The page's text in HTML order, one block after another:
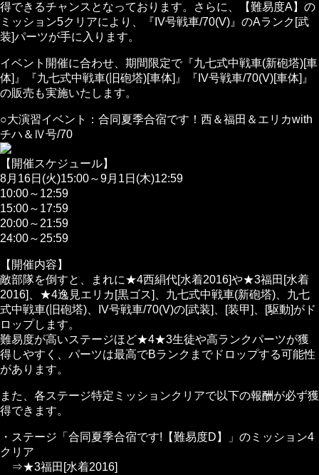
得できるチャンスとなっております。さらに、【難易度A】の
ミッション5クリアにより、『IV号戦車/70(V)』のAランク[武
装]パーツが手に入ります。
イベント開催に合わせ、期間限定で『九七式中戦車(新砲塔)[車
体]』『九七式中戦車(旧砲塔)[車体]』『IV号戦車/70(V)[車体]』
の販売も実施いたします。
○大演習イベント：合同夏季合宿です！西＆福田＆エリカwith
チハ＆Ⅳ号/70
【開催スケジュール】
8月16日(火)15:00～9月1日(木)12:59
10:00～12:59
15:00～17:59
20:00～21:59
24:00～25:59
【開催内容】
敵部隊を倒すと、まれに★4西絹代[水着2016]や★3福田[水着
2016]、★4逸見エリカ[黒ゴス]、九七式中戦車(新砲塔)、九七
式中戦車(旧砲塔)、IV号戦車/70(V)の[武装]、[装甲]、[駆動]がド
ロップします。
難易度が高いステージほど★4★3生徒や高ランクパーツが獲
得しやすく、パーツは最高でBランクまでドロップする可能性
があります。
また、各ステージ特定ミッションクリアで以下の報酬が必ず獲
得できます。
・ステージ「合同夏季合宿です!【難易度D】」のミッション4
クリア
⇒★3福田[水着2016]